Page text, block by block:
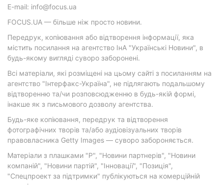
E-mail: info@focus.ua
FOCUS.UA — більше ніж просто новини.
Передрук, копіювання або відтворення інформації, яка
містить посилання на агентство ІнА "Українські Новини", в
будь-якому вигляді суворо заборонені.
Всі матеріали, які розміщені на цьому сайті з посиланням на
агентство "Інтерфакс-Україна", не підлягають подальшому
відтворенню та/чи розповсюдженню в будь-якій формі,
інакше як з письмового дозволу агентства.
Будь-яке копіювання, передрук та відтворення
фотографічних творів та/або аудіовізуальних творів
правовласника Getty Images — суворо забороняється.
Матеріали з плашками "Р", "Новини партнерів", "Новини
компаній", "Новини партій", "Інновації", "Позиція",
"Спецпроект за підтримки" публікуються на комерційній